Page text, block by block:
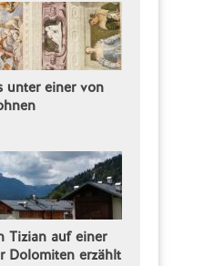
unter einer von
Tizian auf einer
Dolomiten erzählt